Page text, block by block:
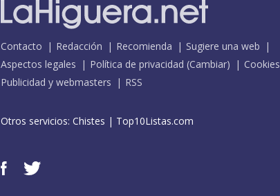
Contacto Redacción Recomienda
Sugiere una web
Aspectos legales
Política de privacidad (Cambiar)
Cookies
Publicidad y webmasters
RSS
Otros servicios: Chistes | Top10Listas.com